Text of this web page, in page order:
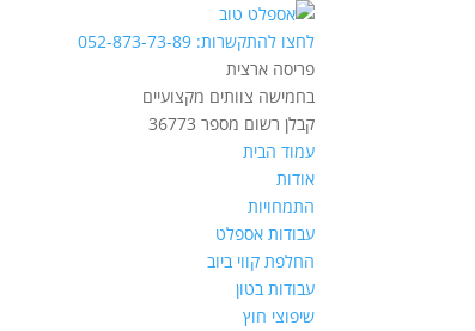
לחצו להתקשרות: 052-873-73-89
פריסה ארצית
בחמישה צוותים מקצועיים
קבלן רשום מספר 36773
עמוד הבית
אודות
התמחויות
עבודות אספלט
החלפת קווי ביוב
עבודות בטון
שיפוצי חוץ